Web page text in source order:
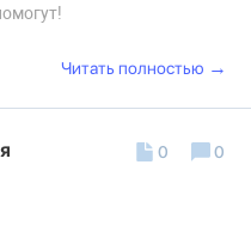
Читать полностью →
0 0